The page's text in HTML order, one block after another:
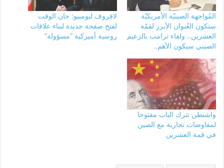
المُواجهة الصينيّة الأمريكيّة
ستكون العُنوان الأبرز لقمّة
العشرين.. ولقاء ترامب بالزعيم
الصيني سيكون الأهم..
لافروف لبومبيو: حان الوقت
لفتح صفحة جديدة لبناء علاقات
روسية أميركية “مسؤولة”
واشنطن تترك الباب مفتوحا
لمفاوضات تجارية مع الصين
في قمة العشرين